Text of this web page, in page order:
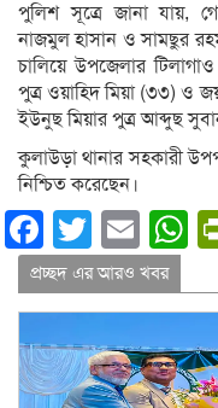
পুলিশ সূত্রে জানা যায়,
নাজমুল হাসান ও সামছুর
চালিয়ে উপজেলার
পুত্র ওয়াহিদ মিয়া (৩৩) ও
ইউনুছ মিয়ার পুত্র আব্দুছ
কুলাউড়া থানার সহকারী
নিশ্চিত করেছেন।
Facebook
Twitter
প্রচ্ছদ এর আরও খবর